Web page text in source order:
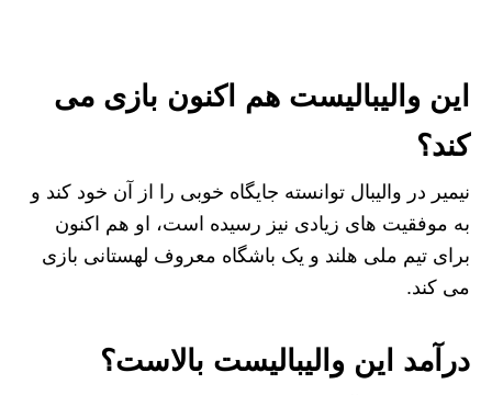
این والیبالیست هم اکنون بازی می
کند؟
نیمیر در والیبال توانسته جایگاه خوبی را از آن خود کند و
به موفقیت های زیادی نیز رسیده است، او هم اکنون
برای تیم ملی هلند و یک باشگاه معروف لهستانی بازی
می کند.
درآمد این والیبالیست بالاست؟